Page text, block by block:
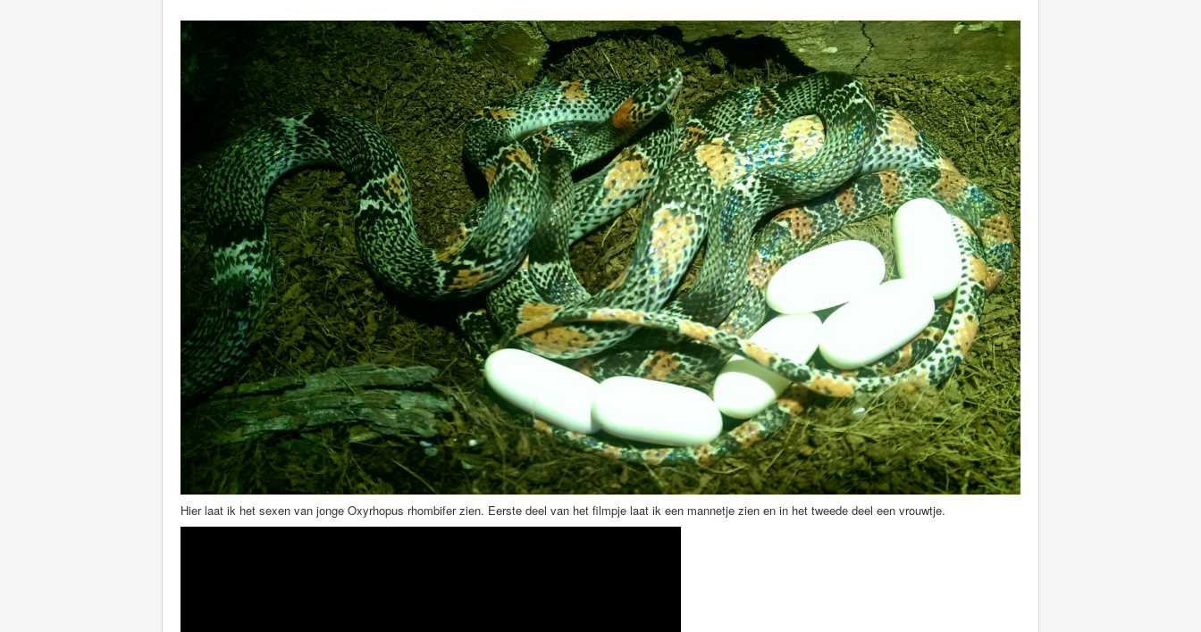
Hier laat ik het sexen van jonge Oxyrhopus rhombifer zien. Eerste deel van het filmpje laat ik een mannetje zien en in het tweede deel een vrouwtje.